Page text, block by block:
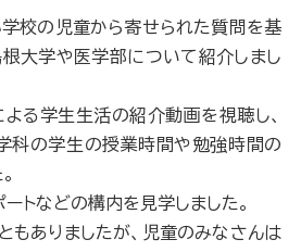
校の児童から寄せられた質問を基
大学や医学部について紹介しまし
る学生生活の紹介動画を視聴し、
科の学生の授業時間や勉強時間の
ートなどの構内を見学しました。
もありましたが、児童のみなさんは